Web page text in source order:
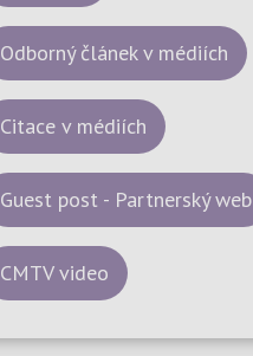
Odborný článek v médiích
Citace v médiích
Guest post - Partnerský web
CMTV video